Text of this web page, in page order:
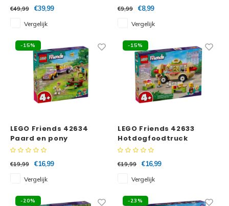
Friends
Harry Potter
€49,99
€39,99
Vergelijk
€9,99
€8,99
Vergelijk
-15%
LEGO Friends 42634
Paard en pony
aanhangwagen
€19,99
€16,99
Vergelijk
-15%
LEGO Friends 42633
Hotdogfoodtruck
€19,99
€16,99
Vergelijk
-20% -23%